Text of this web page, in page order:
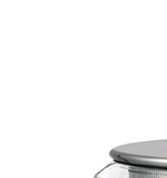
恩沛科技股份有限公司